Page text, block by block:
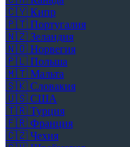
🇨🇾 Кипр
🇵🇹 Португалия
🇳🇿 Зеландия
🇳🇴 Норвегия
🇵🇱 Польша
🇲🇹 Мальта
🇸🇰 Словакия
🇺🇸 США
🇹🇷 Турция
🇫🇷 Франция
🇨🇿 Чехия